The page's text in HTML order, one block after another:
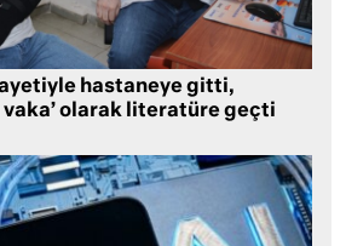
hastaneye gitti,
vaka’ olarak literatüre geçti